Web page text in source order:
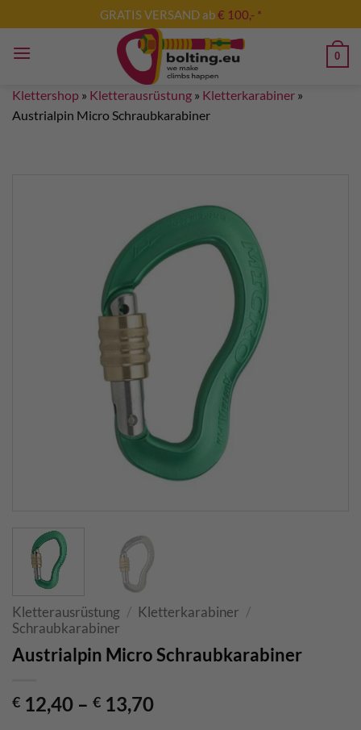
Inhalt
springen
GRATIS VERSAND ab€ 100,- *
0
Klettershop » Kletterausrüstung » Kletterkarabiner »
Austrialpin Micro Schraubkarabiner
Kletterausrüstung / Kletterkarabiner /
Schraubkarabiner
Austrialpin Micro Schraubkarabiner
€ 12,40 – € 13,70